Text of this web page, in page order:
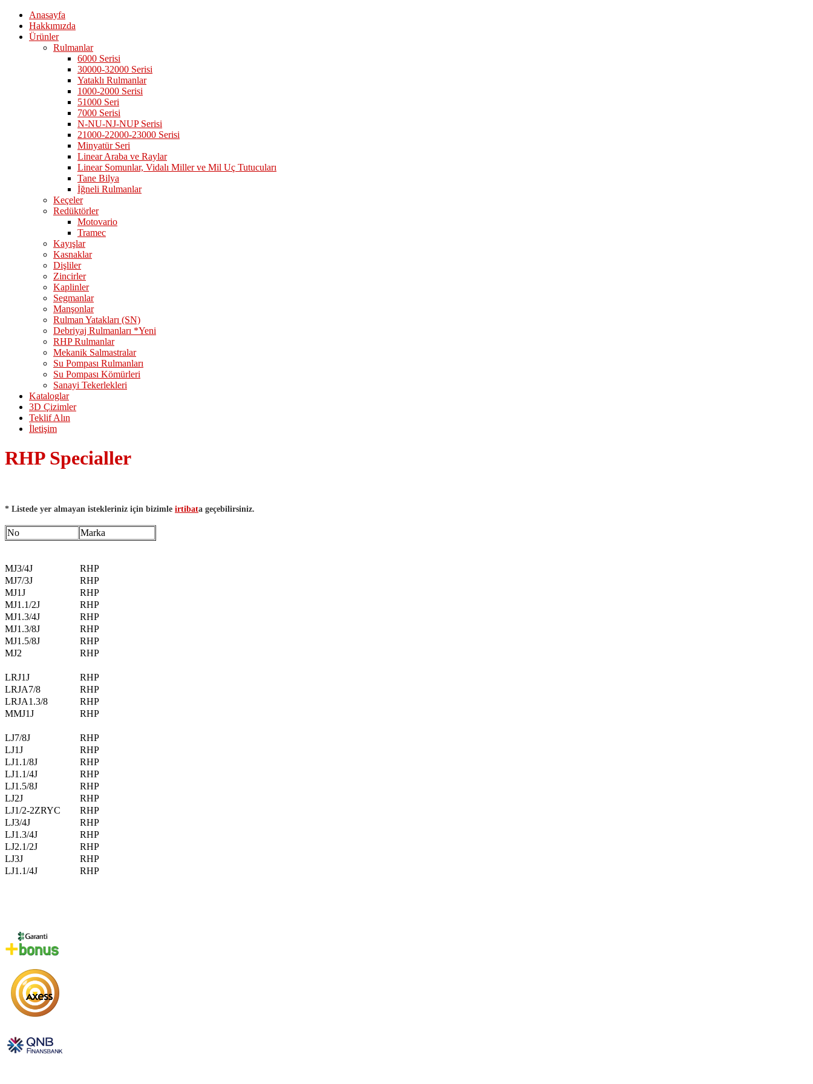
Anasayfa
Hakkımızda
Ürünler
Rulmanlar
6000 Serisi
30000-32000 Serisi
Yataklı Rulmanlar
1000-2000 Serisi
51000 Seri
7000 Serisi
N-NU-NJ-NUP Serisi
21000-22000-23000 Serisi
Minyatür Seri
Linear Araba ve Raylar
Linear Somunlar, Vidalı Miller ve Mil Uç Tutucuları
Tane Bilya
İğneli Rulmanlar
Keçeler
Redüktörler
Motovario
Tramec
Kayışlar
Kasnaklar
Dişliler
Zincirler
Kaplinler
Segmanlar
Manşonlar
Rulman Yatakları (SN)
Debriyaj Rulmanları *Yeni
RHP Rulmanlar
Mekanik Salmastralar
Su Pompası Rulmanları
Su Pompası Kömürleri
Sanayi Tekerlekleri
Kataloglar
3D Çizimler
Teklif Alın
İletişim
RHP Specialler
* Listede yer almayan istekleriniz için bizimle irtibata geçebilirsiniz.
No Marka
MJ3/4J
RHP
MJ7/3J
RHP
MJ1J
RHP
MJ1.1/2J
RHP
MJ1.3/4J
RHP
MJ1.3/8J
RHP
MJ1.5/8J
RHP
MJ2
RHP
LRJ1J
RHP
LRJA7/8
RHP
LRJA1.3/8
RHP
MMJ1J
RHP
LJ7/8J
RHP
LJ1J
RHP
LJ1.1/8J
RHP
LJ1.1/4J
RHP
LJ1.5/8J
RHP
LJ2J
RHP
LJ1/2-2ZRYC
RHP
LJ3/4J
RHP
LJ1.3/4J
RHP
LJ2.1/2J
RHP
LJ3J
RHP
LJ1.1/4J
RHP